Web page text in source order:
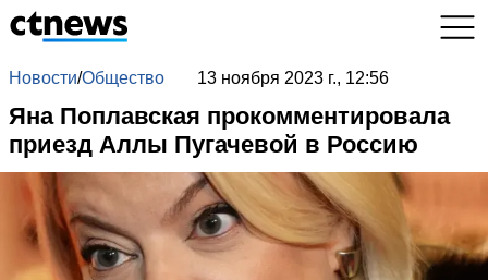
Новости/Общество 13 ноября 2023 г., 12:56
Яна Поплавская прокомментировала
приезд Аллы Пугачевой в Россию